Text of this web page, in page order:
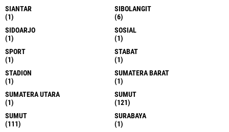
SIANTAR
(1)
SIBOLANGIT
(6)
SIDOARJO
(1)
SOSIAL
(1)
SPORT
(1)
STABAT
(1)
STADION
(1)
SUMATERA BARAT
(1)
SUMATERA UTARA
(1)
SUMUT
(121)
SUMUT
(111)
SURABAYA
(1)